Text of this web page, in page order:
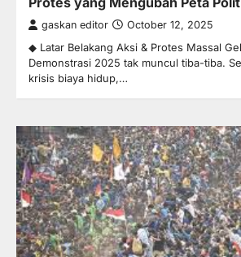
gaskan editor October 12, 2025
◆ Latar Belakang Aksi & Protes Massal
Demonstrasi 2025 tak muncul tiba-tiba.
krisis biaya hidup,…